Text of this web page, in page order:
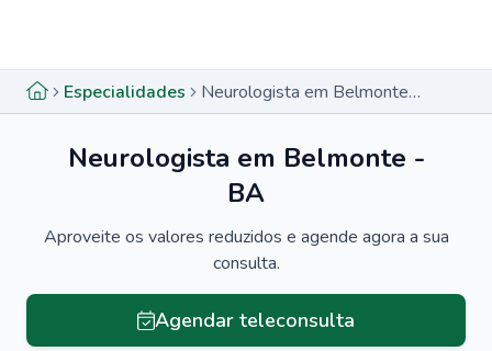
Especialidades Neurologista em Belmonte - BA
Neurologista em Belmonte -
BA
Aproveite os valores reduzidos e agende agora a sua
consulta.
Agendar teleconsulta